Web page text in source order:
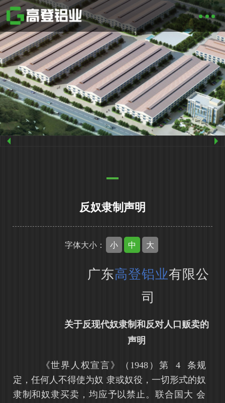
反奴隶制声明
字体大小： 小 中 大
广东高登铝业有限公
司
关于反现代奴隶制和反对人口贩卖的
声明
《世界人权宣言》（ 1948）第 4 条规
定，任何人不得使为奴 隶或奴役，一切形式的奴
隶制和奴隶买卖，均应予以禁止。联合国大 会